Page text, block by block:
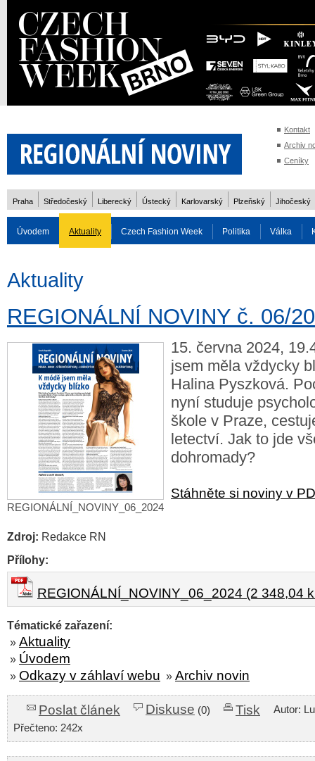
Kontakt
Archiv
Ceníky
Praha Středočeský Liberecký Ústecký Karlovarský Plzeňský Jihočeský
Úvodem Aktuality Czech Fashion Week Politika Válka
Aktuality
REGIONÁLNÍ NOVINY č. 06/
REGIONÁLNÍ_NOVINY_06_2024
15. června 2024,
jsem měla vždycky
Halina Pyszková.
nyní studuje
škole v Praze,
letectví. Jak to jde
dohromady?
Stáhněte si noviny v
Zdroj: Redakce RN
Přílohy:
REGIONÁLNÍ_NOVINY_06_2024 (2 348,04
Tématické zařazení:
» Aktuality
» Úvodem
» Odkazy v záhlaví webu » Archiv novin
Poslat článek Diskuse (0) Tisk
Autor:
Přečteno: 242x